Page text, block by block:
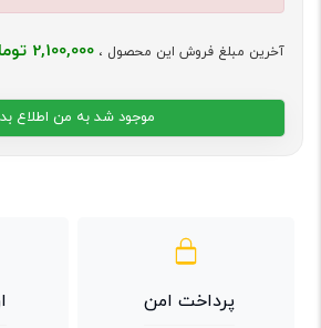
آخرین مبلغ فروش این محصول ، 2,100,000 تومان
موجود شد به من اطلاع
پرداخت امن